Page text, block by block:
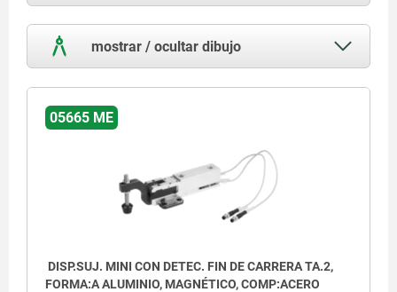
mostrar / ocultar dibujo
05665 ME
DISP.SUJ. MINI CON DETEC. FIN DE CARRERA TA.2,
FORMA:A ALUMINIO, MAGNÉTICO, COMP:ACERO